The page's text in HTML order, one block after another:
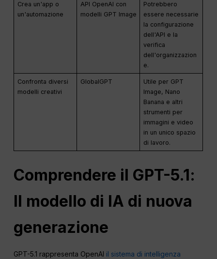
Crea un'app o
un'automazione
API OpenAI con
modelli GPT Image
Potrebbero
essere necessarie
la configurazione
dell'API e la
verifica
dell'organizzazion
e.
Confronta diversi
modelli creativi
GlobalGPT
Utile per GPT
Image, Nano
Banana e altri
strumenti per
immagini e video
in un unico spazio
di lavoro.
Comprendere il GPT-5.1:
Il modello di IA di nuova
generazione
GPT-5.1 rappresenta OpenAI il sistema di intelligenza